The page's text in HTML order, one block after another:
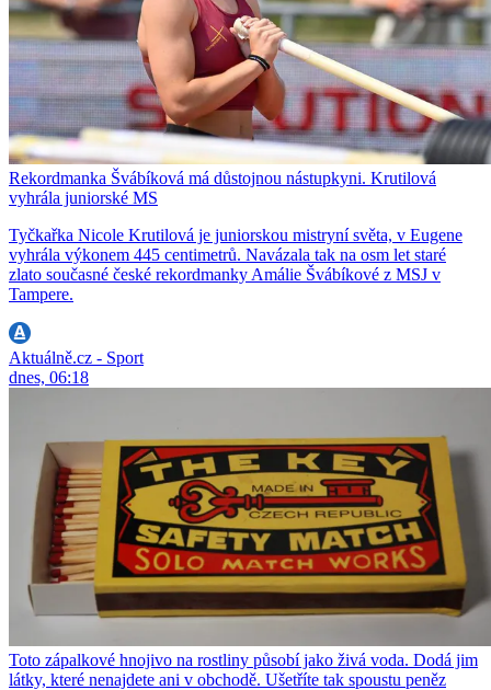
Rekordmanka Švábíková má důstojnou nástupkyni. Krutilová
vyhrála juniorské MS
Tyčkařka Nicole Krutilová je juniorskou mistryní světa, v Eugene
vyhrála výkonem 445 centimetrů. Navázala tak na osm let staré
zlato současné české rekordmanky Amálie Švábíkové z MSJ v
Tampere.
Aktuálně.cz - Sport
dnes, 06:18
Toto zápalkové hnojivo na rostliny působí jako živá voda. Dodá jim
látky, které nenajdete ani v obchodě. Ušetříte tak spoustu peněz